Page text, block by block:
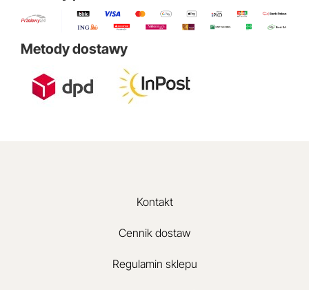
Metody dostawy
Kontakt
Cennik dostaw
Regulamin sklepu